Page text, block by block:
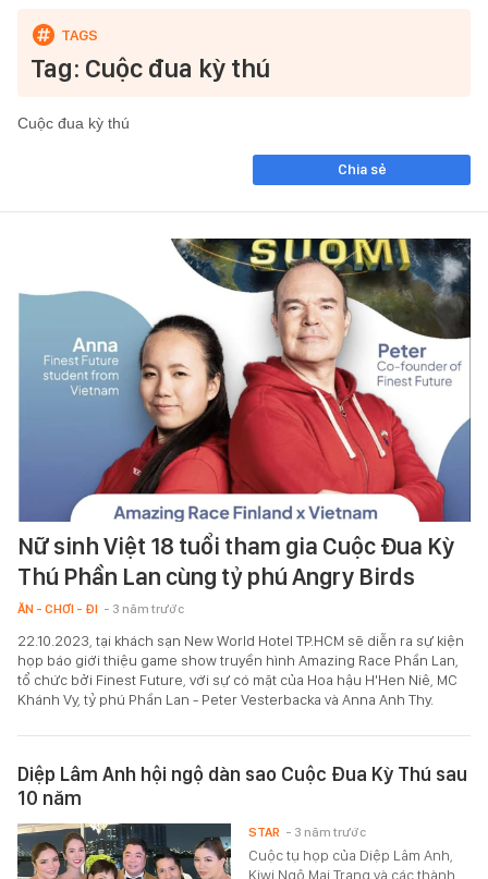
Tag: Cuộc đua kỳ thú
Cuộc đua kỳ thú
Chia sẻ
Nữ sinh Việt 18 tuổi tham gia Cuộc Đua Kỳ
Thú Phần Lan cùng tỷ phú Angry Birds
ĂN - CHƠI - ĐI - 3 năm trước
22.10.2023, tại khách sạn New World Hotel TP.HCM sẽ diễn ra sự kiện
họp báo giới thiệu game show truyền hình Amazing Race Phần Lan,
tổ chức bởi Finest Future, với sự có mặt của Hoa hậu H'Hen Niê, MC
Khánh Vy, tỷ phú Phần Lan - Peter Vesterbacka và Anna Anh Thy.
Diệp Lâm Anh hội ngộ dàn sao Cuộc Đua Kỳ Thú sau
10 năm
Cuộc tụ họp của Diệp Lâm Anh,
Kiwi Ngô Mai Trang và các thành
STAR - 3 năm trước